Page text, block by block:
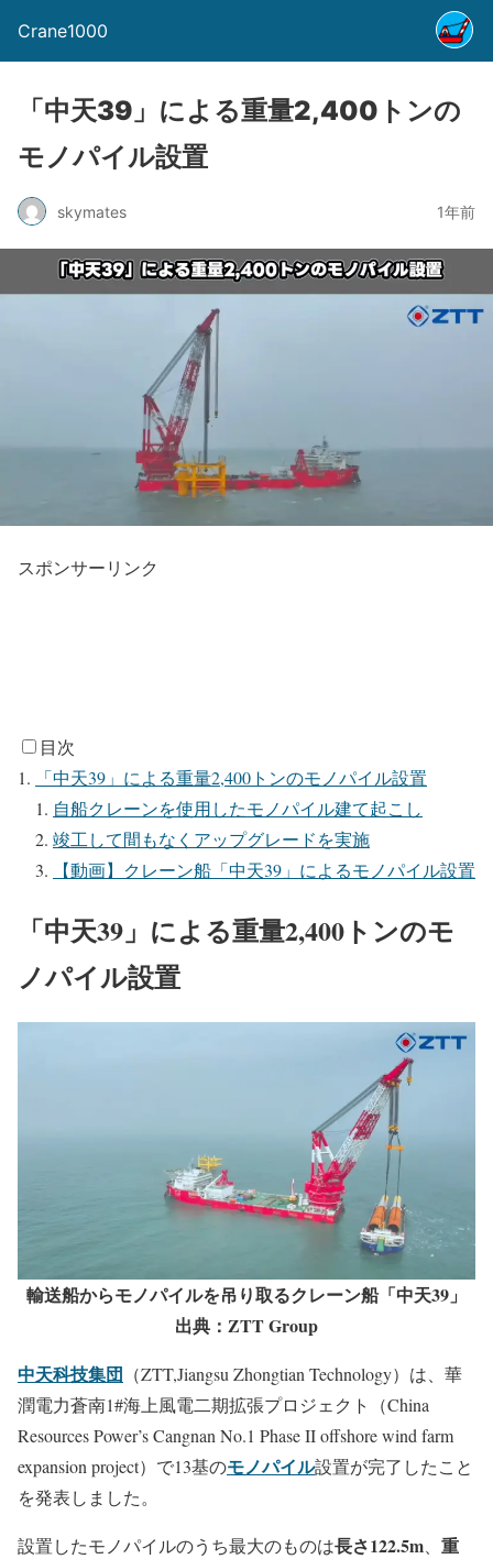
Crane1000
「中天39」による重量2,400トンの
モノパイル設置
skymates 1年前
スポンサーリンク
目次
「中天39」による重量2,400トンのモノパイル設置
自船クレーンを使用したモノパイル建て起こし
竣工して間もなくアップグレードを実施
【動画】クレーン船「中天39」によるモノパイル設置
「中天39」による重量2,400トンのモ
ノパイル設置
輸送船からモノパイルを吊り取るクレーン船「中天39」
出典：ZTT Group
中天科技集団 （ZTT,Jiangsu Zhongtian Technology）は、華
潤電力蒼南1#海上風電二期拡張プロジェクト（China
Resources Power’s Cangnan No.1 Phase II offshore wind farm
expansion project）で13基のモノパイル設置が完了したこと
を発表しました。
設置したモノパイルのうち最大のものは長さ122.5m
重